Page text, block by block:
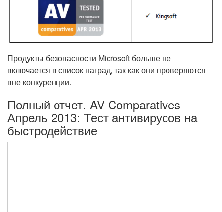
Продукты безопасности Microsoft больше не
включается в список наград, так как они проверяются
вне конкуренции.
Полный отчет. AV-Comparatives
Апрель 2013: Тест антивирусов на
быстродействие